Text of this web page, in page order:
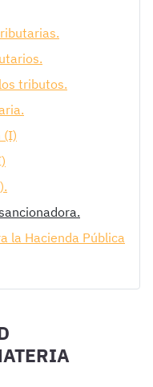
tributos.
(I)
la Hacienda Pública